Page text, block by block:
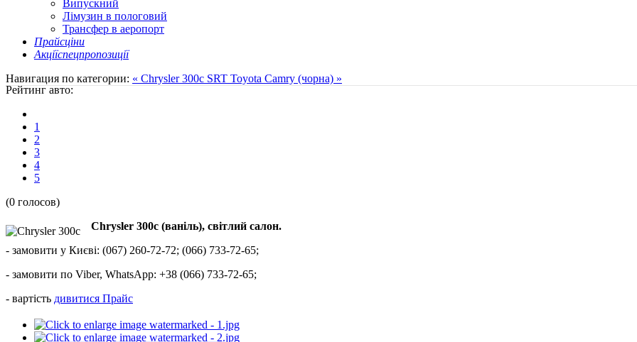
Випускний
Лімузин в пологовий
Трансфер в аеропорт
Прайсціни
Акціїспецпропозиції
Навигация по категории: « Chrysler 300c SRT Toyota Camry (чорна) »
Рейтинг авто:
1
2
3
4
5
(0 голосов)
Chrysler 300c (ваніль), світлий салон.
- замовити у Києві: (067) 260-72-72; (066) 733-72-65;
- замовити по Viber, WhatsApp: +38 (066) 733-72-65;
- вартість дивитися Прайс